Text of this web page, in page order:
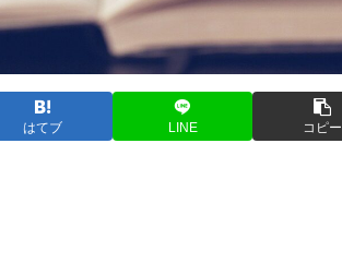
はてブ LINE コピー